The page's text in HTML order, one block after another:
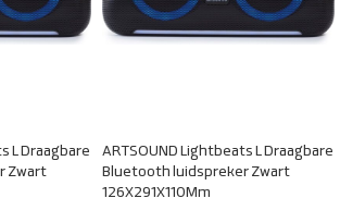
L Draagbare
Zwart
ARTSOUND Lightbeats L Draagbare
Bluetooth luidspreker Zwart
126X291X110Mm